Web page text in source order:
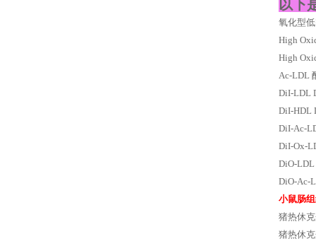
以下
氧化型
High
High
Ac-LDL
DiI-LDL
DiI-HDL
DiI-Ac-
DiI-Ox-
DiO-
DiO-Ac-
小鼠肠
猪热休
猪热休